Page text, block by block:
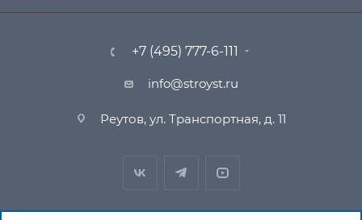
+7 (495) 777-6-111
info@stroyst.ru
Реутов, ул. Транспортная, д. 11